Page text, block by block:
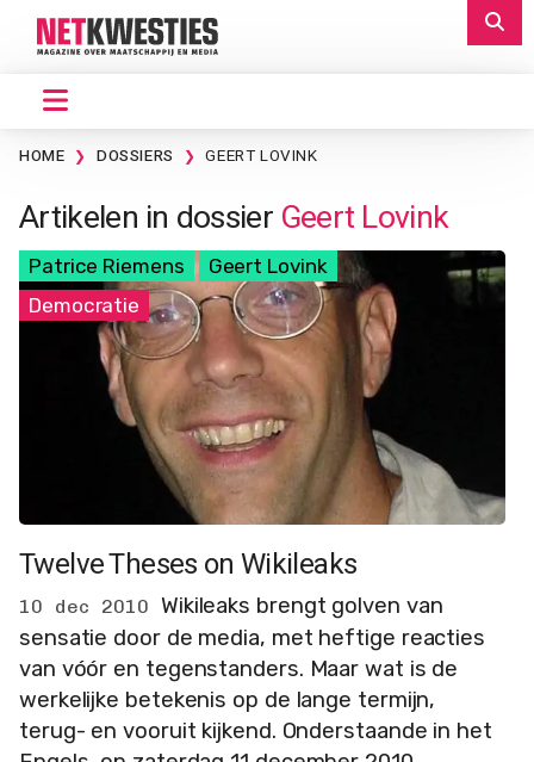
HOME DOSSIERS GEERT LOVINK
Artikelen in dossier Geert Lovink
Patrice Riemens
Geert Lovink
Democratie
Twelve Theses on Wikileaks
10 dec 2010 Wikileaks brengt golven van
sensatie door de media, met heftige reacties
van vóór en tegenstanders. Maar wat is de
werkelijke betekenis op de lange termijn,
terug- en vooruit kijkend. Onderstaande in het